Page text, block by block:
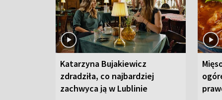
Katarzyna Bujakiewicz
zdradziła, co najbardziej
zachwyca ją w Lublinie